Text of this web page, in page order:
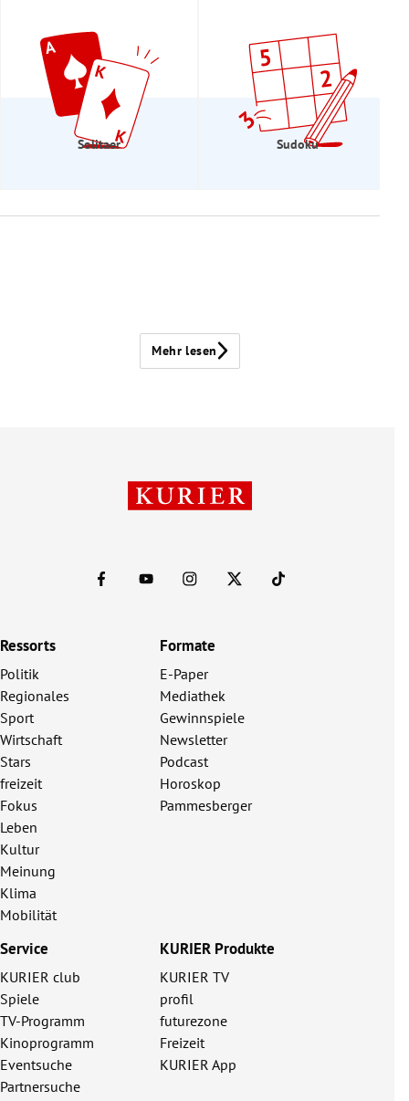
Solitaer Sudoku
Mehr lesen
Ressorts
Politik
Regionales
Sport
Wirtschaft
Stars
freizeit
Fokus
Leben
Kultur
Meinung
Klima
Mobilität
Formate
E-Paper
Mediathek
Gewinnspiele
Newsletter
Podcast
Horoskop
Pammesberger
Service
KURIER club
Spiele
TV-Programm
Kinoprogramm
Eventsuche
Partnersuche
KURIER Produkte
KURIER TV
profil
futurezone
Freizeit
KURIER App